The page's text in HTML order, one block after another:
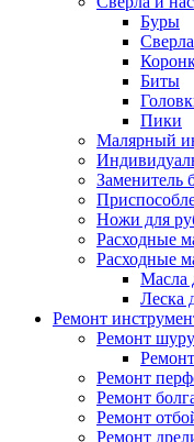
Буры
Сверла
Биты
Пики
Малярный
Заменитель
Ножи для
Расходные
Расходные
Масла
Леска
Ремонт
Ремонт
Ремонт
Ремонт
Ремонт
Ремонт